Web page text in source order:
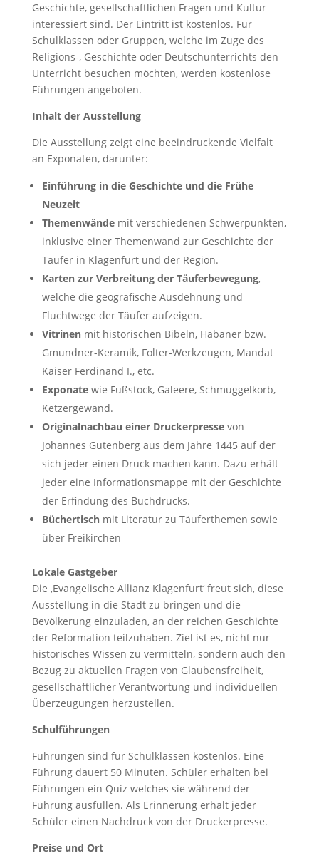
Geschichte, gesellschaftlichen Fragen und Kultur
interessiert sind. Der Eintritt ist kostenlos. Für
Schulklassen oder Gruppen, welche im Zuge des
Religions-, Geschichte oder Deutschunterrichts den
Unterricht besuchen möchten, werden kostenlose
Führungen angeboten.
Inhalt der Ausstellung
Die Ausstellung zeigt eine beeindruckende Vielfalt
an Exponaten, darunter:
Einführung in die Geschichte und die Frühe
Neuzeit
Themenwände mit verschiedenen Schwerpunkten,
inklusive einer Themenwand zur Geschichte der
Täufer in Klagenfurt und der Region.
Karten zur Verbreitung der Täuferbewegung,
welche die geografische Ausdehnung und
Fluchtwege der Täufer aufzeigen.
Vitrinen mit historischen Bibeln, Habaner bzw.
Gmundner-Keramik, Folter-Werkzeugen, Mandat
Kaiser Ferdinand I., etc.
Exponate wie Fußstock, Galeere, Schmuggelkorb,
Ketzergewand.
Originalnachbau einer Druckerpresse von
Johannes Gutenberg aus dem Jahre 1445 auf der
sich jeder einen Druck machen kann. Dazu erhält
jeder eine Informationsmappe mit der Geschichte
der Erfindung des Buchdrucks.
Büchertisch mit Literatur zu Täuferthemen sowie
über Freikirchen
Lokale Gastgeber
Die ‚Evangelische Allianz Klagenfurt‘ freut sich, diese
Ausstellung in die Stadt zu bringen und die
Bevölkerung einzuladen, an der reichen Geschichte
der Reformation teilzuhaben. Ziel ist es, nicht nur
historisches Wissen zu vermitteln, sondern auch den
Bezug zu aktuellen Fragen von Glaubensfreiheit,
gesellschaftlicher Verantwortung und individuellen
Überzeugungen herzustellen.
Schulführungen
Führungen sind für Schulklassen kostenlos. Eine
Führung dauert 50 Minuten. Schüler erhalten bei
Führungen ein Quiz welches sie während der
Führung ausfüllen. Als Erinnerung erhält jeder
Schüler einen Nachdruck von der Druckerpresse.
Preise und Ort